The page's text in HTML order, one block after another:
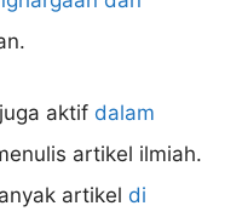
aktif dalam
artikel ilmiah.
artikel di